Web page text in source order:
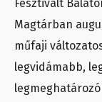
Fesztivált
Magtárban
műfaji
legvidámabb,